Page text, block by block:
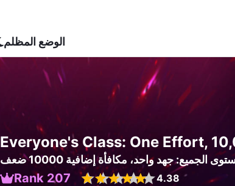
الوضع المظلم
Everyone's Class: One Effort,
Rank 207 4.38